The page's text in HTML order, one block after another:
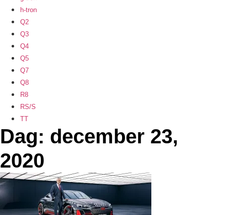
h-tron
Q2
Q3
Q4
Q5
Q7
Q8
R8
RS/S
TT
Dag: december 23,
2020